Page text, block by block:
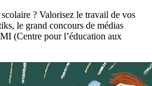
? Valorisez le travail de vos
le grand concours de médias
(Centre pour l’éducation aux